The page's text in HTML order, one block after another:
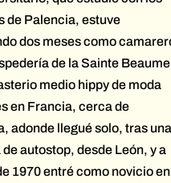
de Palencia, estuve
dos meses como
de la Sainte
medio hippy de moda
en Francia, cerca de
adonde llegué solo, tras una
autostop, desde León, y a
1970 entré como novicio en